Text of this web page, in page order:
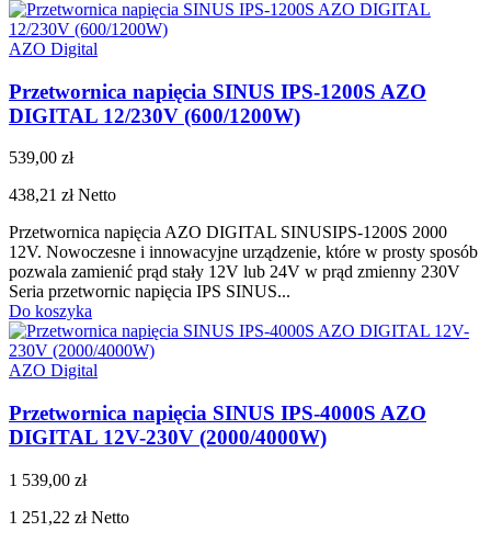
AZO Digital
Przetwornica napięcia SINUS IPS-1200S AZO
DIGITAL 12/230V (600/1200W)
539,00 zł
438,21 złNetto
Przetwornica napięcia AZO DIGITAL SINUSIPS-1200S 2000
12V. Nowoczesne i innowacyjne urządzenie, które w prosty sposób
pozwala zamienić prąd stały 12V lub 24V w prąd zmienny 230V
Seria przetwornic napięcia IPS SINUS...
Do koszyka
AZO Digital
Przetwornica napięcia SINUS IPS-4000S AZO
DIGITAL 12V-230V (2000/4000W)
1 539,00 zł
1 251,22 złNetto